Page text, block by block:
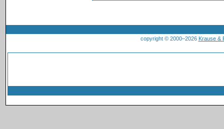
copyright © 2000–2026 Krause &